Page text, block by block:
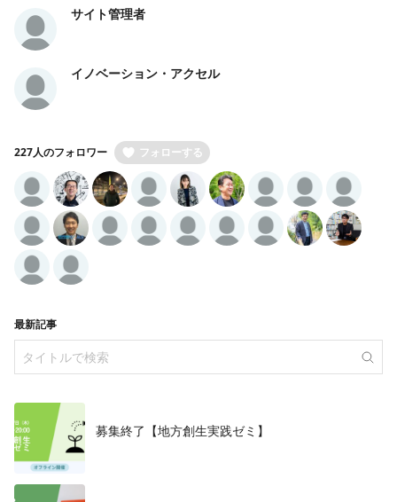
サイト管理者
イノベーション・アクセル
227人のフォロワー フォローする
最新記事
募集終了【地方創生実践ゼミ】